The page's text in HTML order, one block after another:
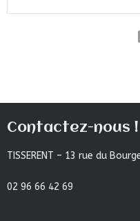
Contactez-nous !
TISSERENT – 13 rue du
02 96 66 42 69